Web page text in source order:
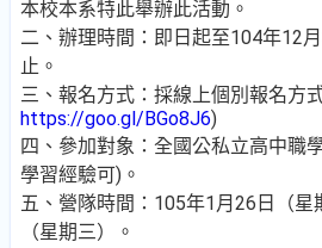
本校本系特此舉辦此活動。
二、辦理時間：即日起至104年12
止。
三、報名方式：採線上個別報名方
https://goo.gl/BGo8J6)
四、參加對象：全國公私立高中職
學習經驗可)。
五、營隊時間：105年1月26日（星
（星期三）。